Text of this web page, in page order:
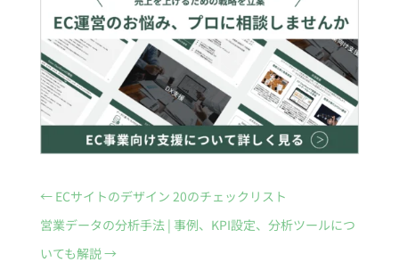
← ECサイトのデザイン 20のチェックリスト
営業データの分析手法 | 事例、KPI設定、分析ツールにつ
いても解説→